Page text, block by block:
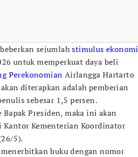
sejumlahstimulus ekonomi
untuk memperkuat daya beli
Perekonomian Airlangga Hartarto
diterapkan adalah pemberian
sebesar 1,5 persen.
Presiden, maka ini akan
Kantor Kementerian Koordinator
5).
buku dengan nomor